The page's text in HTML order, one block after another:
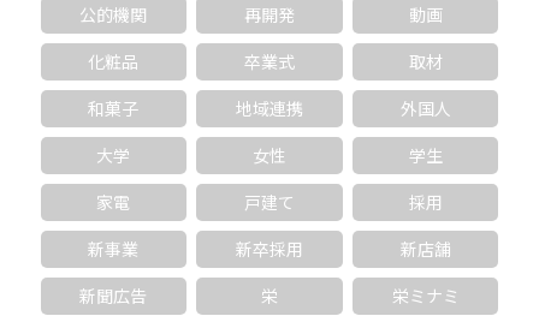
公的機関
再開発
動画
化粧品
卒業式
取材
和菓子
地域連携
外国人
大学
女性
学生
家電
戸建て
採用
新事業
新卒採用
新店舗
新聞広告
栄
栄ミナミ